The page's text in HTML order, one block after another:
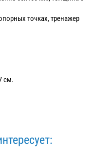
точках, тренажер
см.